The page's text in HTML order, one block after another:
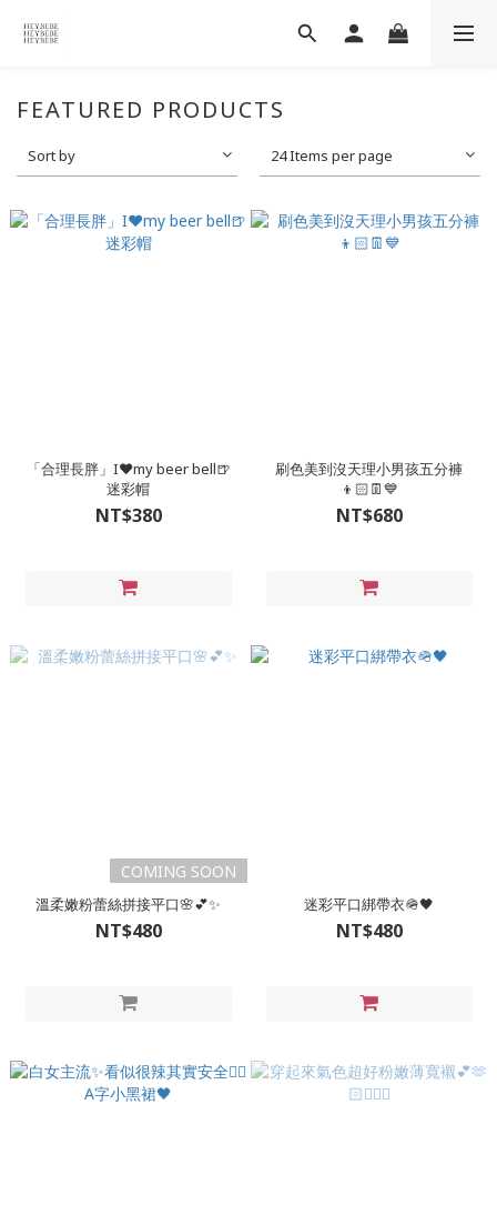
FEATURED PRODUCTS
Sort by 24 Items per page
「合理長胖」I❤my beer bell🍺
迷彩帽
NT$380
刷色美到沒天理小男孩五分褲
👦🏻👖💙
NT$680
COMING SOON
溫柔嫩粉蕾絲拼接平口🌸💕✨
NT$480
迷彩平口綁帶衣🪖🖤
NT$480